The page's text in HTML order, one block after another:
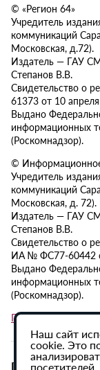
© «Регион 64»
Учредитель
коммуникаций
Московская, д.72).
Издатель — ГАУ
Степанов В.В.
Свидетельство о
61373 от 10
Выдано
информационных
(Роскомнадзор).
© Информационное
Учредитель
коммуникаций
Московская, д. 72).
Издатель — ГАУ
Степанов В.В.
Свидетельство о
ИА № ФС77-60442
Выдано
информационных
(Роскомнадзор).
Политика в
При
Наш сайт
cookie. Это